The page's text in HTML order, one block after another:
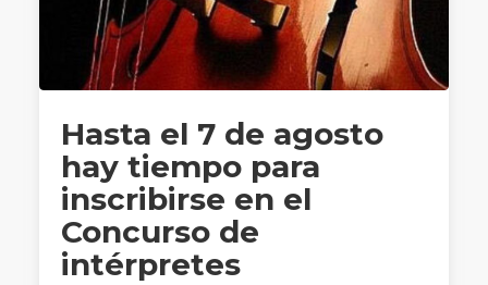
Hasta el 7 de agosto
hay tiempo para
inscribirse en el
Concurso de
intérpretes